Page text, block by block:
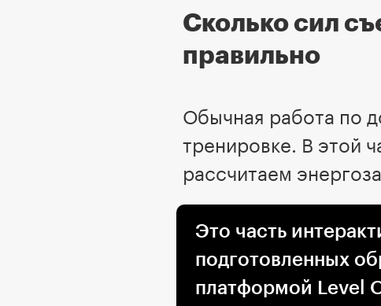
Сколько сил
правильно
Обычная работа по
тренировке. В этой
рассчитаем
Это часть
подготовленных
платформой Level